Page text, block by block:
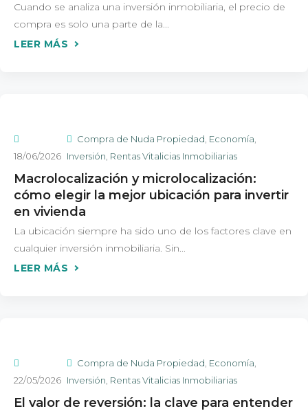
Cuando se analiza una inversión inmobiliaria, el precio de
compra es solo una parte de la...
18/06/2026
Compra de Nuda Propiedad Economía
Inversión Rentas Vitalicias Inmobiliarias
Macrolocalización y microlocalización:
cómo elegir la mejor ubicación para invertir
en vivienda
La ubicación siempre ha sido uno de los factores clave en
cualquier inversión inmobiliaria. Sin...
22/05/2026
Compra de Nuda Propiedad Economía
Inversión Rentas Vitalicias Inmobiliarias
El valor de reversión: la clave para entender